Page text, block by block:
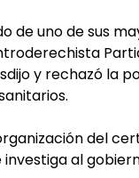
de uno de sus
y rechazó la
del
al